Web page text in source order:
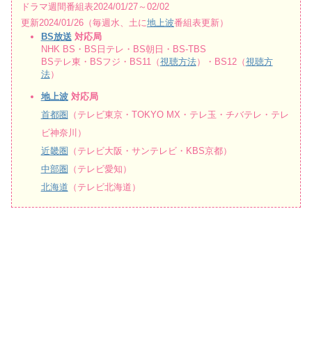
ドラマ週間番組表2024/01/27～02/02
更新2024/01/26（毎週水、土に地上波番組表更新）
BS放送 対応局
NHK BS・BS日テレ・BS朝日・BS-TBS
BSテレ東・BSフジ・BS11（視聴方法）・BS12（視聴方
法）
地上波対応局
首都圏 （テレビ東京・TOKYO MX・テレ玉・チバテレ・テレ
ビ神奈川）
近畿圏 （テレビ大阪・サンテレビ・KBS京都）
中部圏 （テレビ愛知）
北海道 （テレビ北海道）